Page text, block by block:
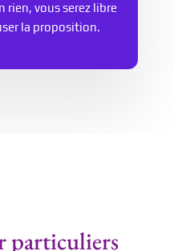
rien, vous serez libre
la proposition.
particuliers